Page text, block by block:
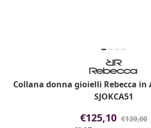
Collana donna gioielli Rebecca
SJOKCA51
€125,10 €139,00